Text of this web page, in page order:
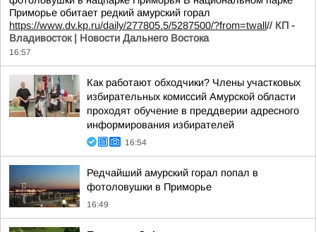
Приморье обитает редкий амурский горал
https://www.dv.kp.ru/daily/277805.5/5287500/?from=twall// КП -
Владивосток | Новости Дальнего Востока
16:57
Как работают обходчики? Члены участковых
избирательных комиссий Амурской области
проходят обучение в преддверии адресного
информирования избирателей
16:54
Редчайший амурский горал попал в
фотоловушки в Приморье
16:49